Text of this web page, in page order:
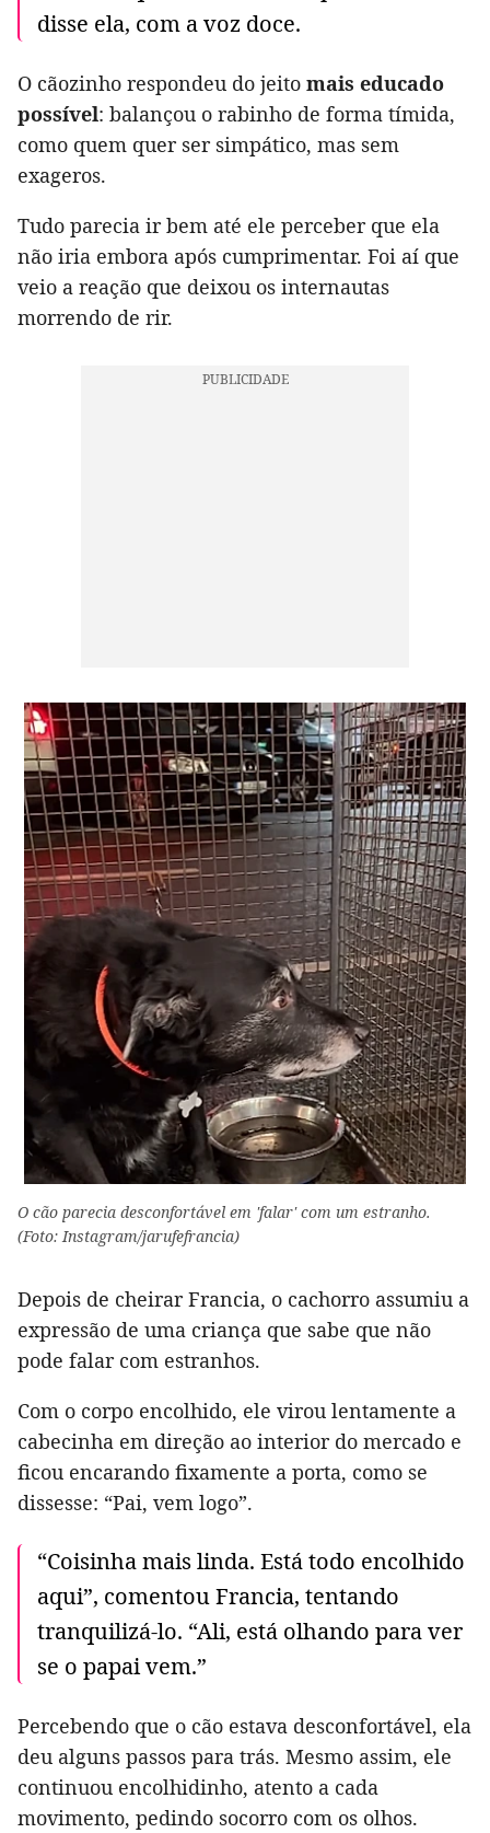
disse ela, com a voz doce.
O cãozinho respondeu do jeito mais educado
possível: balançou o rabinho de forma tímida,
como quem quer ser simpático, mas sem
exageros.
Tudo parecia ir bem até ele perceber que ela
não iria embora após cumprimentar. Foi aí que
veio a reação que deixou os internautas
morrendo de rir.
O cão parecia desconfortável em 'falar' com um estranho.
(Foto: Instagram/jarufefrancia)
Depois de cheirar Francia, o cachorro assumiu a
expressão de uma criança que sabe que não
pode falar com estranhos.
Com o corpo encolhido, ele virou lentamente a
cabecinha em direção ao interior do mercado e
ficou encarando fixamente a porta, como se
dissesse: “Pai, vem logo”.
“Coisinha mais linda. Está todo encolhido
aqui”, comentou Francia, tentando
tranquilizá-lo. “Ali, está olhando para ver
se o papai vem.”
Percebendo que o cão estava desconfortável, ela
deu alguns passos para trás. Mesmo assim, ele
continuou encolhidinho, atento a cada
movimento, pedindo socorro com os olhos.